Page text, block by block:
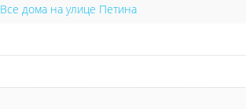
Все дома на улице Петина